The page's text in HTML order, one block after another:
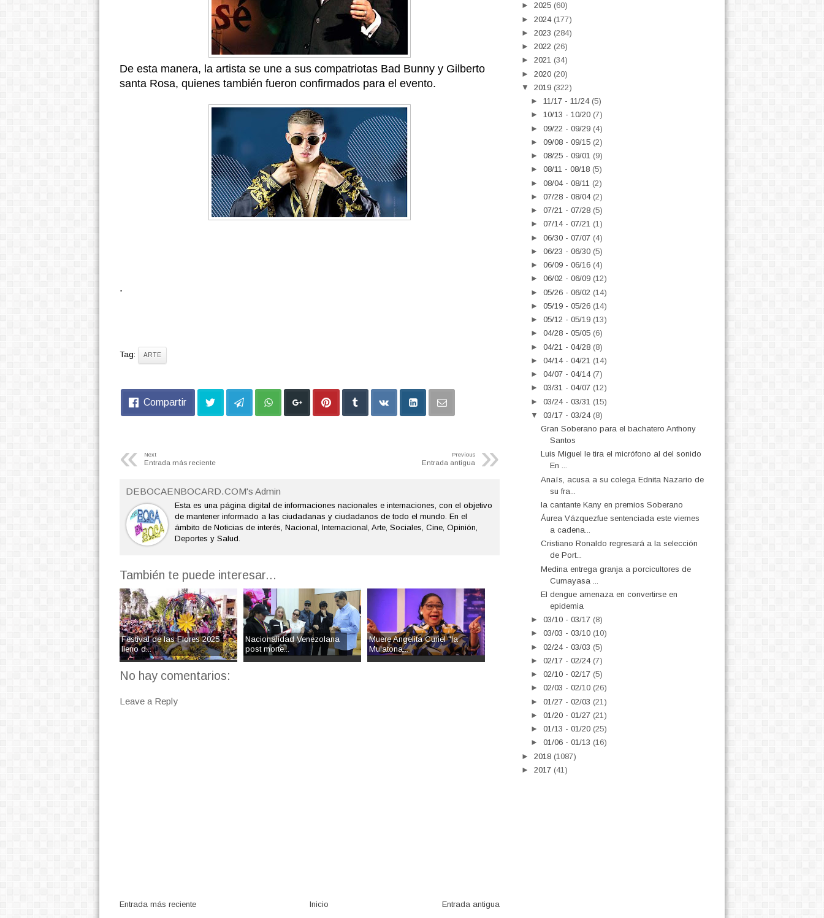
De esta manera, la artista se une a sus compatriotas Bad Bunny y Gilberto
santa Rosa, quienes también fueron confirmados para el evento.
.
Tag: ARTE
Compartir
« Next
Entrada más reciente »
Previous
Entrada antigua
DEBOCAENBOCARD.COM's Admin
Esta es una página digital de informaciones nacionales e internaciones, con el objetivo
de mantener informado a las ciudadanas y ciudadanos de todo el mundo. En el
ámbito de Noticias de interés, Nacional, Internacional, Arte, Sociales, Cine, Opinión,
Deportes y Salud.
También te puede interesar...
Festival de las Flores 2025
lleno d...
Nacionalidad Venezolana
post morte...
Muere Angelita Curiel "la
Mulatona...
No hay comentarios:
Leave a Reply
Entrada más reciente Entrada antigua
Inicio
► 2025 (60)
► 2024 (177)
► 2023 (284)
► 2022 (26)
► 2021 (34)
► 2020 (20)
▼ 2019 (322)
►11/17 - 11/24 (5)
►10/13 - 10/20 (7)
►09/22 - 09/29 (4)
►09/08 - 09/15 (2)
►08/25 - 09/01 (9)
►08/11 - 08/18 (5)
►08/04 - 08/11 (2)
►07/28 - 08/04 (2)
►07/21 - 07/28 (5)
►07/14 - 07/21 (1)
►06/30 - 07/07 (4)
►06/23 - 06/30 (5)
►06/09 - 06/16 (4)
►06/02 - 06/09 (12)
►05/26 - 06/02 (14)
►05/19 - 05/26 (14)
►05/12 - 05/19 (13)
►04/28 - 05/05 (6)
►04/21 - 04/28 (8)
►04/14 - 04/21 (14)
►04/07 - 04/14 (7)
►03/31 - 04/07 (12)
►03/24 - 03/31 (15)
▼03/17 - 03/24 (8)
Gran Soberano para el bachatero Anthony
Santos
Luis Miguel le tira el micrófono al del sonido
En ...
Anaís, acusa a su colega Ednita Nazario de
su fra...
la cantante Kany en premios Soberano
Áurea Vázquezfue sentenciada este viernes
a cadena...
Cristiano Ronaldo regresará a la selección
de Port...
Medina entrega granja a porcicultores de
Cumayasa ...
El dengue amenaza en convertirse en
epidemia
►03/10 - 03/17 (8)
►03/03 - 03/10 (10)
►02/24 - 03/03 (5)
►02/17 - 02/24 (7)
►02/10 - 02/17 (5)
►02/03 - 02/10 (26)
►01/27 - 02/03 (21)
►01/20 - 01/27 (21)
►01/13 - 01/20 (25)
►01/06 - 01/13 (16)
► 2018 (1087)
► 2017 (41)